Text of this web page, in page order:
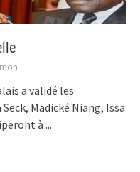
a validé les
Madické Niang, Issa
à ...